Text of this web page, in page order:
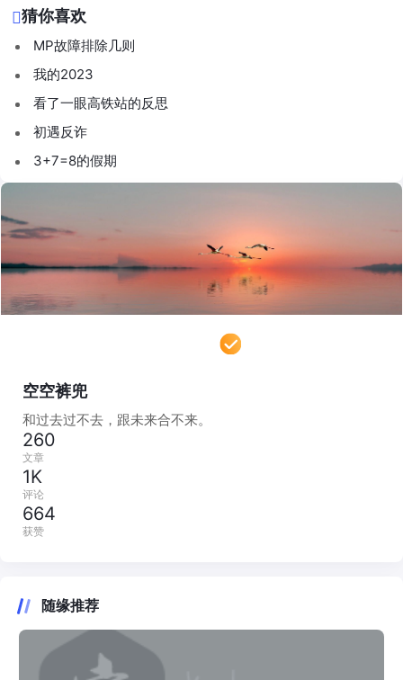
猜你喜欢
MP故障排除几则
我的2023
看了一眼高铁站的反思
初遇反诈
3+7=8的假期
空空裤兜
和过去过不去，跟未来合不来。
260
文章
1K
评论
664
获赞
随缘推荐